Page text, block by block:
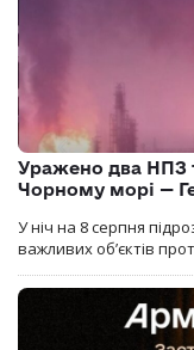
Уражено два НПЗ
Чорному морі —
У ніч на 8 серпня
важливих об’єктів